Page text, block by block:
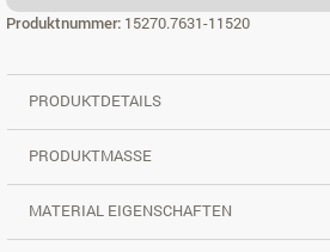
Produktnummer: 15270.7631-11520
PRODUKTDETAILS
PRODUKTMASSE
MATERIAL EIGENSCHAFTEN